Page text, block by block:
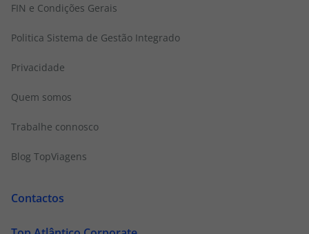
FIN e Condições Gerais
Politica Sistema de Gestão Integrado
Privacidade
Quem somos
Trabalhe connosco
Blog TopViagens
Contactos